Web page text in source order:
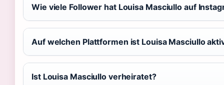
Wie viele Follower hat Louisa Masciullo auf
Auf welchen Plattformen ist Louisa Masciullo
Ist Louisa Masciullo verheiratet?